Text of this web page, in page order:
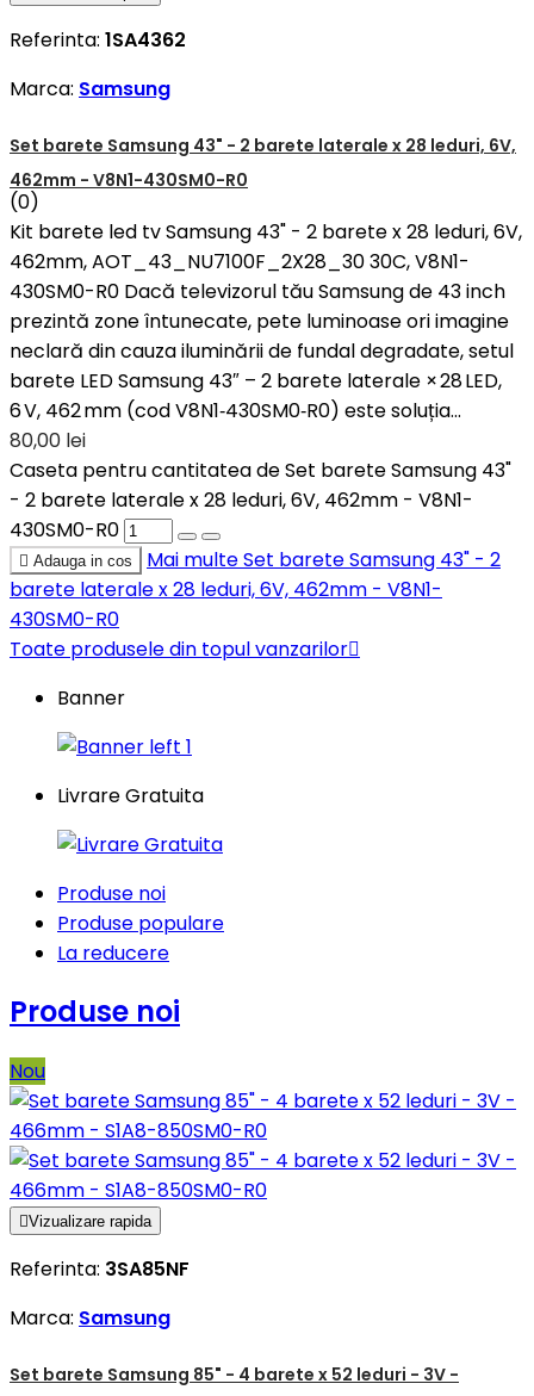
Referinta: 1SA4362
Marca: Samsung
Set barete Samsung 43" - 2 barete laterale x 28 leduri, 6V,
462mm - V8N1-430SM0-R0
(0)
Kit barete led tv Samsung 43" - 2 barete x 28 leduri, 6V,
462mm, AOT_43_NU7100F_2X28_30 30C, V8N1-
430SM0-R0 Dacă televizorul tău Samsung de 43 inch
prezintă zone întunecate, pete luminoase ori imagine
neclară din cauza iluminării de fundal degradate, setul
barete LED Samsung 43″ – 2 barete laterale × 28 LED,
6 V, 462 mm (cod V8N1‑430SM0‑R0) este soluția...
80,00 lei
Caseta pentru cantitatea de Set barete Samsung 43"
- 2 barete laterale x 28 leduri, 6V, 462mm - V8N1-
430SM0-R0
 Adauga in cos Mai multeSet barete Samsung 43" - 2
barete laterale x 28 leduri, 6V, 462mm - V8N1-
430SM0-R0
Toate produsele din topul vanzarilor
Banner
Livrare Gratuita
Produse noi
Produse populare
La reducere
Produse noi
Nou
Vizualizare rapida
Referinta: 3SA85NF
Marca: Samsung
Set barete Samsung 85" - 4 barete x 52 leduri - 3V -